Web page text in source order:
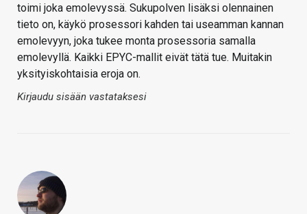
toimi joka emolevyssä. Sukupolven lisäksi olennainen
tieto on, käykö prosessori kahden tai useamman kannan
emolevyyn, joka tukee monta prosessoria samalla
emolevyllä. Kaikki EPYC-mallit eivät tätä tue. Muitakin
yksityiskohtaisia eroja on.
Kirjaudu sisään vastataksesi